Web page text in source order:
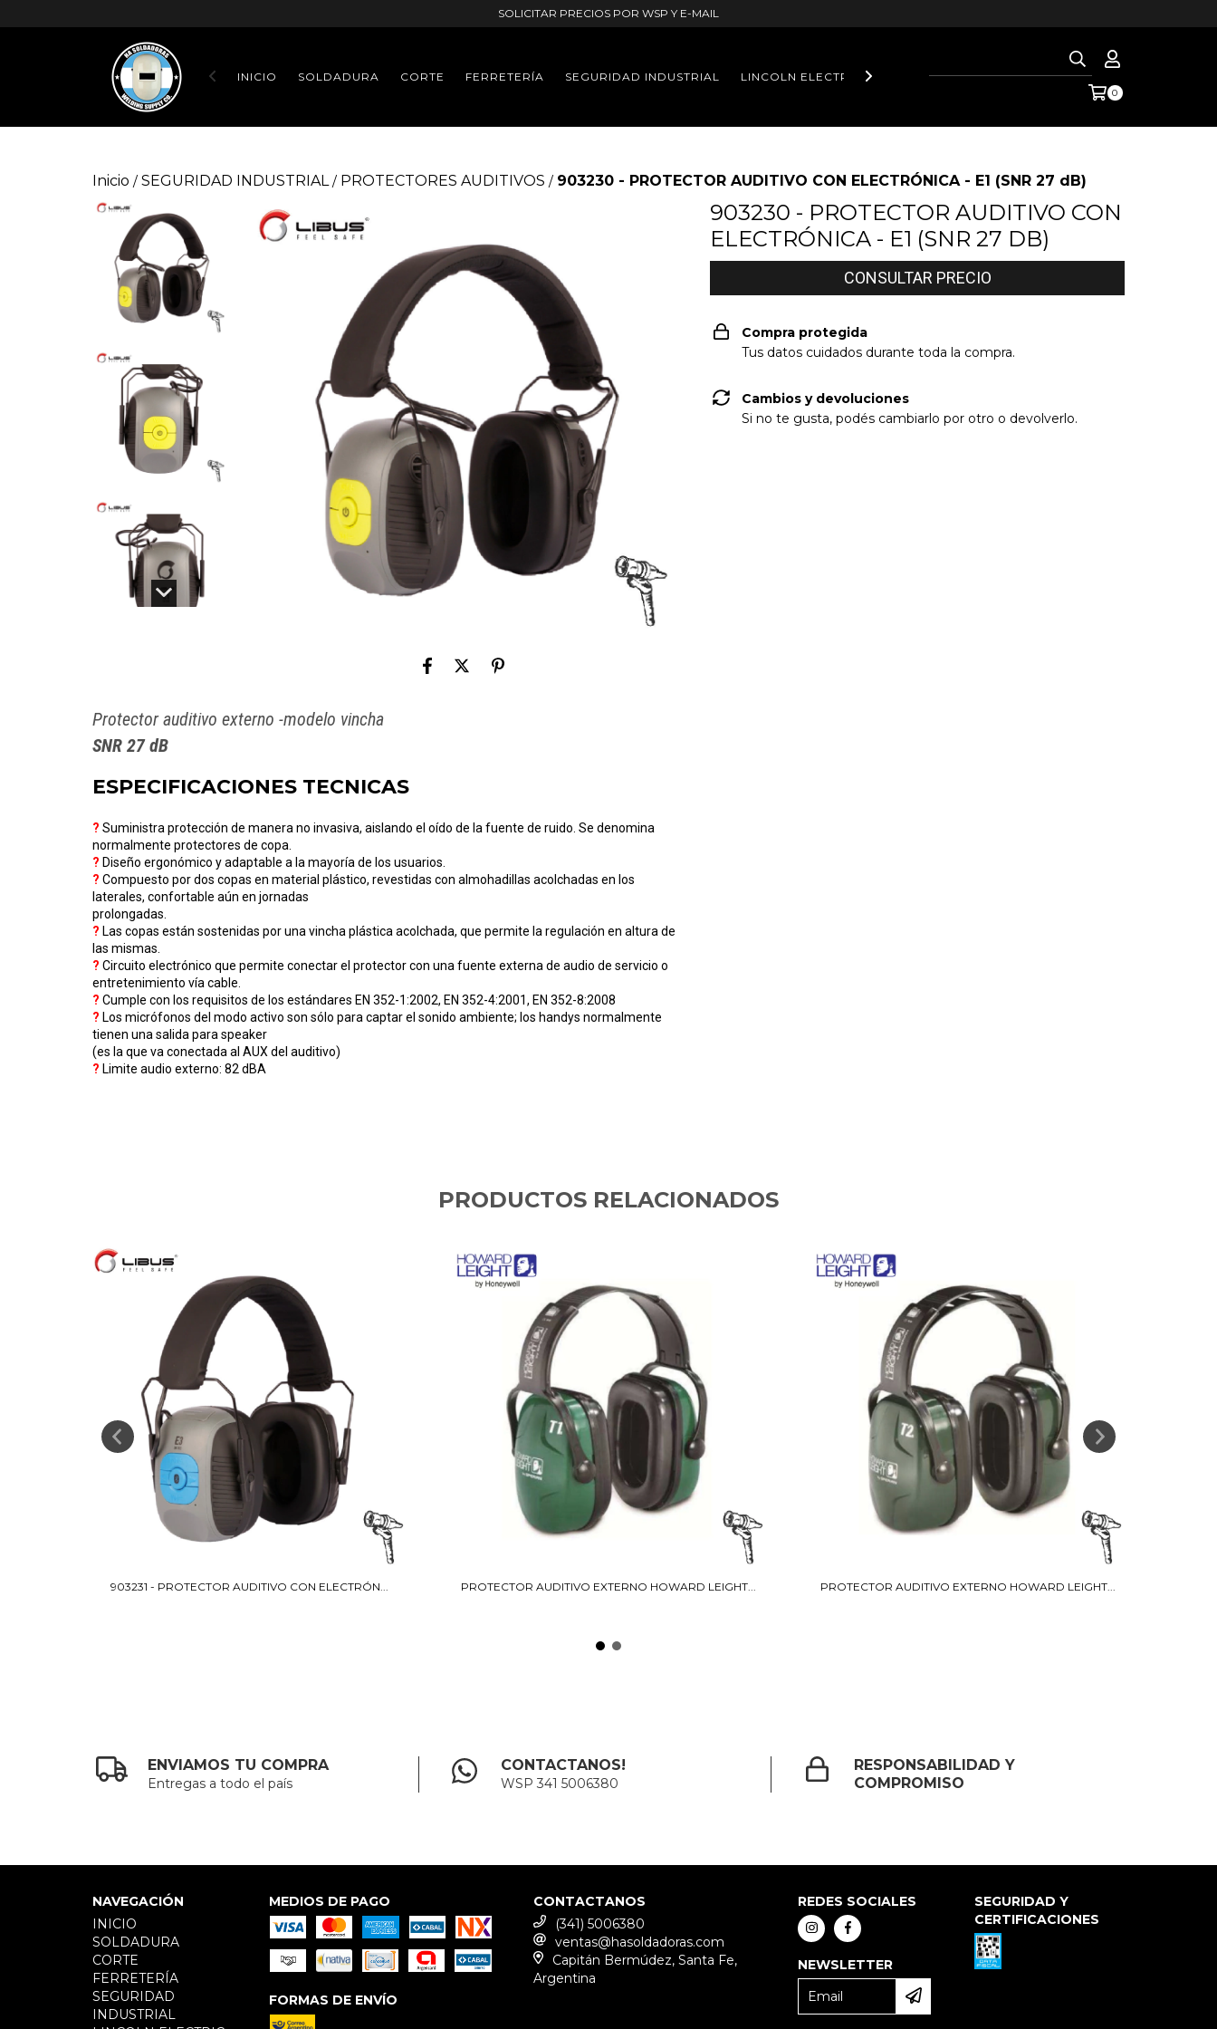
SOLICITAR PRECIOS POR WSP Y E-MAIL
INICIO SOLDADURA CORTE FERRETERÍA SEGURIDAD INDUSTRIAL LINCOLN ELECTRIC AXO WELDING AXO WELDING LASER
0
Inicio / SEGURIDAD INDUSTRIAL / PROTECTORES AUDITIVOS / 903230 - PROTECTOR AUDITIVO CON ELECTRÓNICA - E1 (SNR 27 dB)
Protector auditivo externo -modelo vincha
SNR 27 dB
ESPECIFICACIONES TECNICAS
? Suministra protección de manera no invasiva, aislando el oído de la fuente de ruido. Se denomina
normalmente protectores de copa.
? Diseño ergonómico y adaptable a la mayoría de los usuarios.
? Compuesto por dos copas en material plástico, revestidas con almohadillas acolchadas en los
laterales, confortable aún en jornadas
prolongadas.
? Las copas están sostenidas por una vincha plástica acolchada, que permite la regulación en altura de
las mismas.
? Circuito electrónico que permite conectar el protector con una fuente externa de audio de servicio o
entretenimiento vía cable.
? Cumple con los requisitos de los estándares EN 352-1:2002, EN 352-4:2001, EN 352-8:2008
? Los micrófonos del modo activo son sólo para captar el sonido ambiente; los handys normalmente
tienen una salida para speaker
(es la que va conectada al AUX del auditivo)
? Limite audio externo: 82 dBA
903230 - PROTECTOR AUDITIVO CON
ELECTRÓNICA - E1 (SNR 27 DB)
Compra protegida
Tus datos cuidados durante toda la compra.
Cambios y devoluciones
Si no te gusta, podés cambiarlo por otro o devolverlo.
PRODUCTOS RELACIONADOS
903231 - PROTECTOR AUDITIVO CON ELECTRÓN... PROTECTOR AUDITIVO EXTERNO HOWARD LEIGHT... PROTECTOR AUDITIVO EXTERNO HOWARD LEIGHT...
ENVIAMOS TU COMPRA
Entregas a todo el país
CONTACTANOS!
WSP 341 5006380
RESPONSABILIDAD Y
COMPROMISO
NAVEGACIÓN
INICIO
SOLDADURA
CORTE
FERRETERÍA
SEGURIDAD
INDUSTRIAL
MEDIOS DE PAGO
FORMAS DE ENVÍO
CONTACTANOS
(341) 5006380
ventas@hasoldadoras.com
Capitán Bermúdez, Santa Fe,
Argentina
REDES SOCIALES
NEWSLETTER
SEGURIDAD Y
CERTIFICACIONES